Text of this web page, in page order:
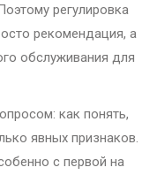
регулировка
рекомендация, а
обслуживания для
как понять,
явных признаков.
с первой на